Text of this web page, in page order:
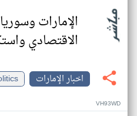
الإمارات
الاقتصادي
اخبار الإمارات
VH93WD